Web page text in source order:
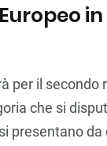
per il secondo
che si
presentano